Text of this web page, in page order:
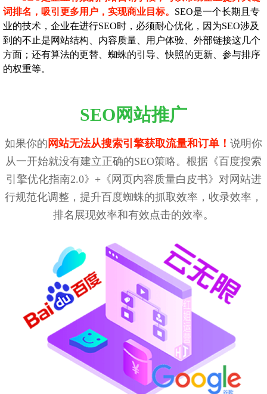
词排名，吸引更多用户，实现商业目标。 SEO是一个长期且专
业的技术，企业在进行SEO时，必须耐心优化，因为SEO涉及
到的不止是网站结构、内容质量、用户体验、外部链接这几个
方面；还有算法的更替、蜘蛛的引导、快照的更新、参与排序
的权重等。
SEO网站推广
如果你的 网站无法从搜索引擎获取流量和订单！ 说明你
从一开始就没有建立正确的SEO策略。根据《百度搜索
引擎优化指南2.0》+《网页内容质量白皮书》对网站进
行规范化调整，提升百度蜘蛛的抓取效率，收录效率，
排名展现效率和有效点击的效率。